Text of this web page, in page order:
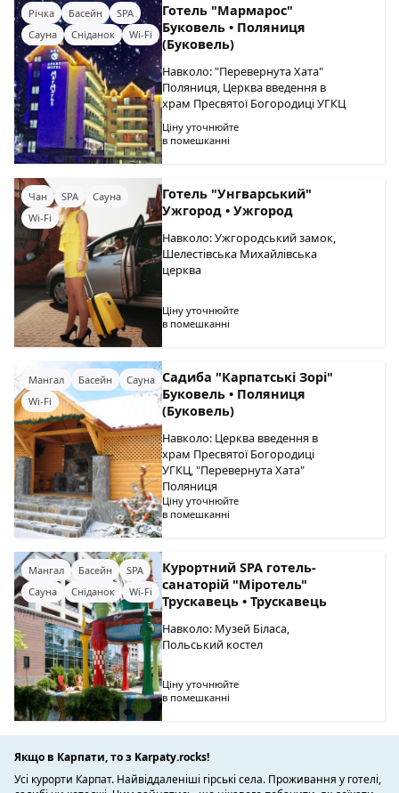
Річка Басейн
SPA
Сауна
Сніданок Wi-Fi
Готель "Мармарос"
Буковель • Поляниця
(Буковель)
Навколо: "Перевернута Хата"
Поляниця, Церква введення в
храм Пресвятої Богородиці УГКЦ
Ціну уточнюйте
в помешканні
Чан SPA
Сауна
Wi-Fi
Готель "Унгварський"
Ужгород • Ужгород
Навколо: Ужгородський замок,
Шелестівська Михайлівська
церква
Ціну уточнюйте
в помешканні
Мангал Басейн
Сауна
Wi-Fi
Садиба "Карпатські Зорі"
Буковель • Поляниця
(Буковель)
Навколо: Церква введення в
храм Пресвятої Богородиці
УГКЦ, "Перевернута Хата"
Поляниця
Ціну уточнюйте
в помешканні
Мангал Басейн
SPA
Сауна
Сніданок Wi-Fi
Курортний SPA готель-
санаторій "Міротель"
Трускавець • Трускавець
Навколо: Музей Біласа,
Польський костел
Ціну уточнюйте
в помешканні
Якщо в Карпати, то з Karpaty.rocks!
Усі курорти Карпат. Найвіддаленіші гірські села. Проживання у готелі,